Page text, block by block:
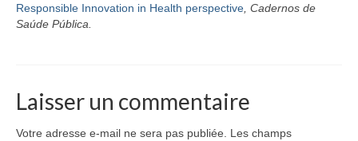
Responsible Innovation in Health perspective Cadernos de
Saúde Pública.
Laisser un commentaire
Votre adresse e-mail ne sera pas publiée.
Les champs